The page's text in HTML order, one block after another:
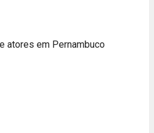
atores em Pernambuco